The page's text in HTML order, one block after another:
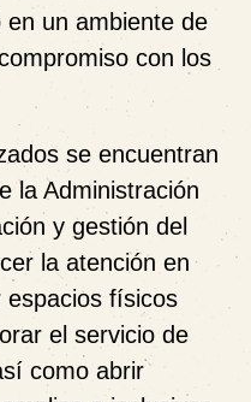
en un ambiente de
con los
se encuentran
la Administración
y gestión del
la atención en
espacios físicos
el servicio de
como abrir